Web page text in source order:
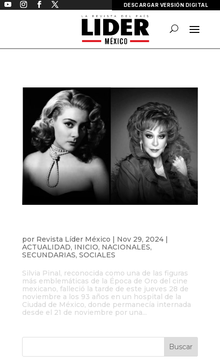
DESCARGAR VERSIÓN DIGITAL
por Revista Líder México | Nov 29, 2024|
ACTUALIDAD, INICIO, NACIONALES,
SECUNDARIAS, SOCIALES
Silvia Pinal, reconocida como una de las figuras
más emblemáticas de la Época de Oro del cine
mexicano, falleció la tarde de este jueves 28 de
noviembre a los 93 años en un hospital de la
Ciudad de México, donde permanecía internada
desde el 21 de noviembre por una...